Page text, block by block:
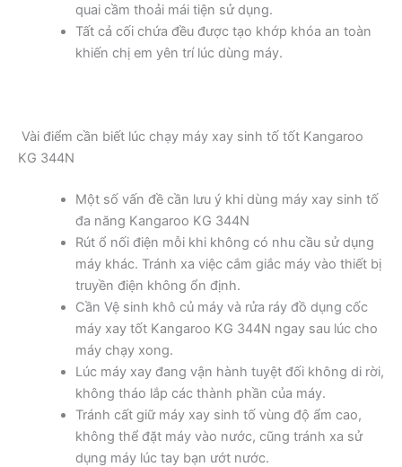
quai cầm thoải mái tiện sử dụng.
Tất cả cối chứa đều được tạo khớp khóa an toàn
khiến chị em yên trí lúc dùng máy.
Vài điểm cần biết lúc chạy máy xay sinh tố tốt Kangaroo
KG 344N
Một số vấn đề cần lưu ý khi dùng máy xay sinh tố
đa năng Kangaroo KG 344N
Rút ổ nối điện mỗi khi không có nhu cầu sử dụng
máy khác. Tránh xa việc cắm giắc máy vào thiết bị
truyền điện không ổn định.
Cần Vệ sinh khô củ máy và rửa ráy đồ dụng cốc
máy xay tốt Kangaroo KG 344N ngay sau lúc cho
máy chạy xong.
Lúc máy xay đang vận hành tuyệt đối không di rời,
không tháo lắp các thành phần của máy.
Tránh cất giữ máy xay sinh tố vùng độ ẩm cao,
không thể đặt máy vào nước, cũng tránh xa sử
dụng máy lúc tay bạn ướt nước.